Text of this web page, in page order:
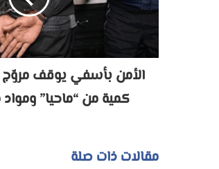
الأمن بأسفي يوقف
كمية من “ماحيا” ومواد
مقالات ذات صلة